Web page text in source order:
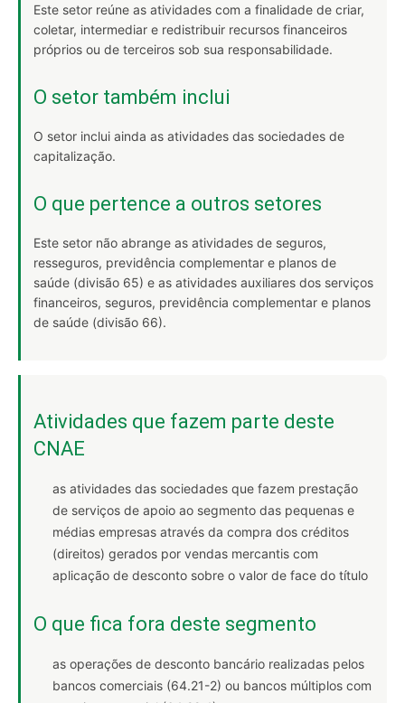
Este setor reúne as atividades com a finalidade de criar,
coletar, intermediar e redistribuir recursos financeiros
próprios ou de terceiros sob sua responsabilidade.
O setor também inclui
O setor inclui ainda as atividades das sociedades de
capitalização.
O que pertence a outros setores
Este setor não abrange as atividades de seguros,
resseguros, previdência complementar e planos de
saúde (divisão 65) e as atividades auxiliares dos serviços
financeiros, seguros, previdência complementar e planos
de saúde (divisão 66).
Atividades que fazem parte deste
CNAE
as atividades das sociedades que fazem prestação
de serviços de apoio ao segmento das pequenas e
médias empresas através da compra dos créditos
(direitos) gerados por vendas mercantis com
aplicação de desconto sobre o valor de face do título
O que fica fora deste segmento
as operações de desconto bancário realizadas pelos
bancos comerciais (64.21-2) ou bancos múltiplos com